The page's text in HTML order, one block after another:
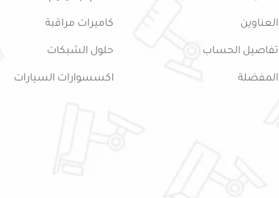
العناوين
تفاصيل الحساب
المفضلة
كاميرات مراقبة
حلول الشبكات
اكسسوارات السيارات